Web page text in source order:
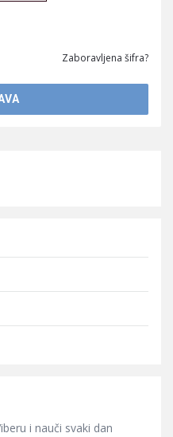
Zaboravljena šifra?
i nauči svaki dan